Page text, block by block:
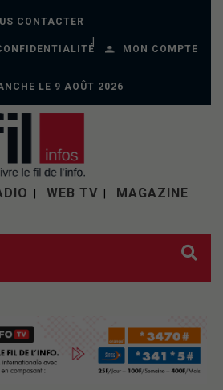
CONTACTER
MON COMPTE
LE 9 AOÛT 2026
WEB TV MAGAZINE